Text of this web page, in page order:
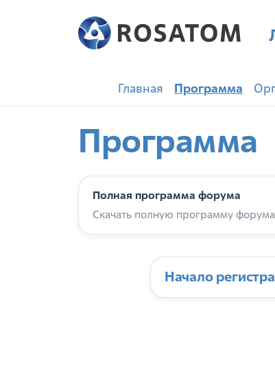
Главная Программа
Программа
Полная программа форума
Скачать полную программу
Начало